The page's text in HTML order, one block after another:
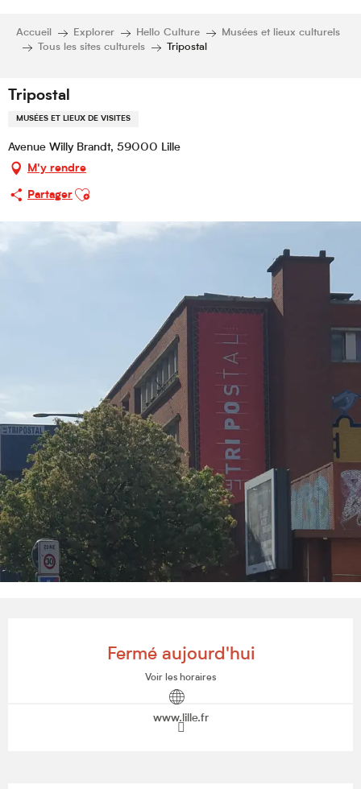
Accueil Explorer Hello Culture
Musées et lieux culturels
Tous les sites culturels
Tripostal
Tripostal
MUSÉES ET LIEUX DE VISITES
Avenue Willy Brandt, 59000 Lille
M'y rendre
Partager
Ajouter aux favoris
Fermé aujourd'hui
Voir les horaires
www.lille.fr